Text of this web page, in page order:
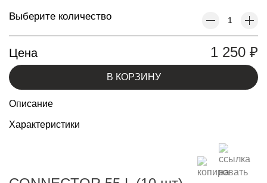
Описание
Характеристики
Выберите количество
Цена 1 250 ₽
В КОРЗИНУ